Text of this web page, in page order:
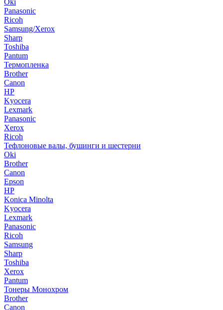
Oki
Panasonic
Ricoh
Samsung/Xerox
Sharp
Toshiba
Pantum
Термопленка
Brother
Canon
HP
Kyocera
Lexmark
Panasonic
Xerox
Ricoh
Тефлоновые валы, бушинги и шестерни
Oki
Brother
Canon
Epson
HP
Konica Minolta
Kyocera
Lexmark
Panasonic
Ricoh
Samsung
Sharp
Toshiba
Xerox
Pantum
Тонеры Монохром
Brother
Canon